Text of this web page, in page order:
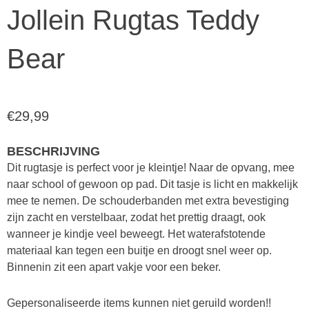
Jollein Rugtas Teddy
Bear
€29,99
BESCHRIJVING
Dit rugtasje is perfect voor je kleintje! Naar de opvang, mee
naar school of gewoon op pad. Dit tasje is licht en makkelijk
mee te nemen. De schouderbanden met extra bevestiging
zijn zacht en verstelbaar, zodat het prettig draagt, ook
wanneer je kindje veel beweegt. Het waterafstotende
materiaal kan tegen een buitje en droogt snel weer op.
Binnenin zit een apart vakje voor een beker.
Gepersonaliseerde items kunnen niet geruild worden!!